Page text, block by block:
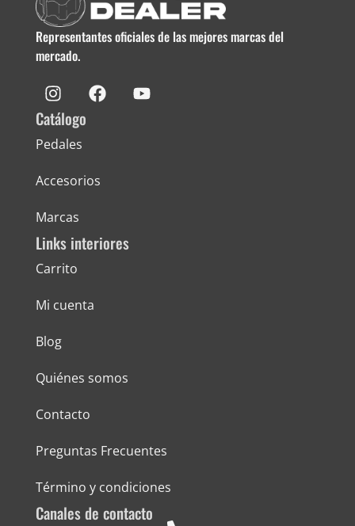
Representantes oficiales de las mejores marcas del
mercado.
Catálogo
Pedales
Accesorios
Marcas
Links interiores
Carrito
Mi cuenta
Blog
Quiénes somos
Contacto
Preguntas Frecuentes
Término y condiciones
Canales de contacto